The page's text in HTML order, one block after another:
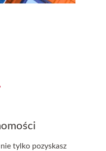
tylko pozyskasz